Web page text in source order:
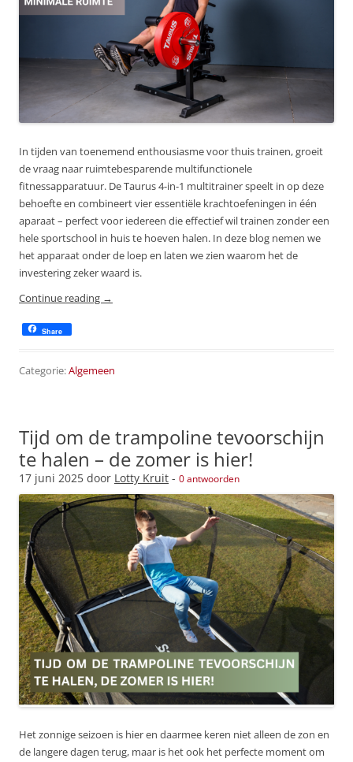
In tijden van toenemend enthousiasme voor thuis trainen, groeit
de vraag naar ruimtebesparende multifunctionele
fitnessapparatuur. De Taurus 4-in-1 multitrainer speelt in op deze
behoefte en combineert vier essentiële krachtoefeningen in één
aparaat – perfect voor iedereen die effectief wil trainen zonder een
hele sportschool in huis te hoeven halen. In deze blog nemen we
het apparaat onder de loep en laten we zien waarom het de
investering zeker waard is.
Continue reading →
Share
Categorie:Algemeen
Tijd om de trampoline tevoorschijn
te halen – de zomer is hier!
17 juni 2025 door Lotty Kruit - 0 antwoorden
Het zonnige seizoen is hier en daarmee keren niet alleen de zon en
de langere dagen terug, maar is het ook het perfecte moment om